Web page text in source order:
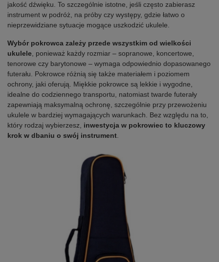
jakość dźwięku. To szczególnie istotne, jeśli często zabierasz
instrument w podróż, na próby czy występy, gdzie łatwo o
nieprzewidziane sytuacje mogące uszkodzić ukulele.
Wybór pokrowca zależy przede wszystkim od wielkości
ukulele , ponieważ każdy rozmiar – sopranowe, koncertowe,
tenorowe czy barytonowe – wymaga odpowiednio dopasowanego
futerału. Pokrowce różnią się także materiałem i poziomem
ochrony, jaki oferują. Miękkie pokrowce są lekkie i wygodne,
idealne do codziennego transportu, natomiast twarde futerały
zapewniają maksymalną ochronę, szczególnie przy przewożeniu
ukulele w bardziej wymagających warunkach. Bez względu na to,
który rodzaj wybierzesz, inwestycja w pokrowiec to kluczowy
krok w dbaniu o swój instrument